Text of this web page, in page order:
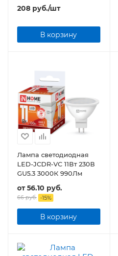
208 руб./шт
В корзину
Лампа светодиодная
LED-JCDR-VC 11Вт 230В
GU5.3 3000К 990Лм
от56.10 руб.
66 руб. -15%
В корзину